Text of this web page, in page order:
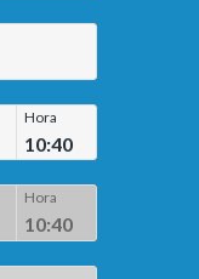
Hora
10:40
Hora
10:40